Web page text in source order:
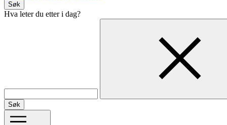
Søk
Hva leter du etter i dag?
Søk